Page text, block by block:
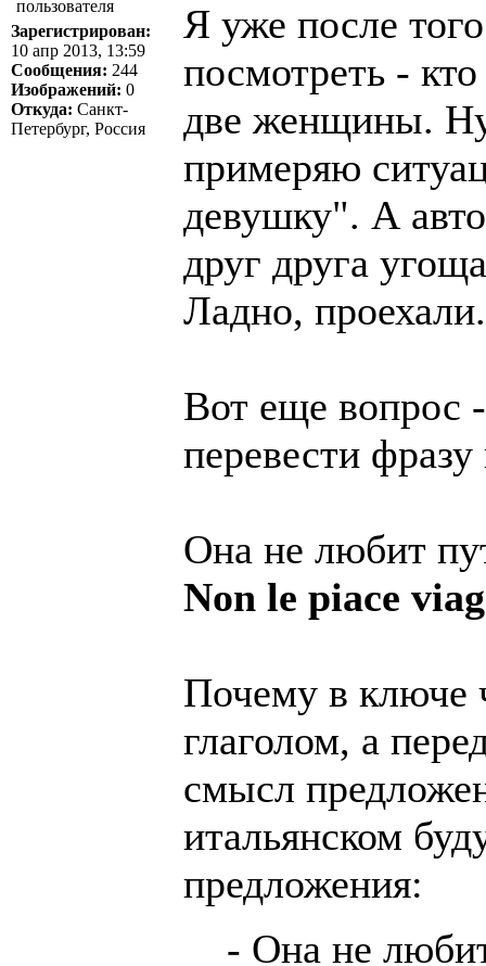
Зарегистрирован:
10 апр 2013, 13:59
Сообщения: 244
Изображений: 0
Откуда: Санкт-
Петербург, Россия
Я уже после
посмотреть -
две женщины.
примеряю
девушку". А
друг друга
Ладно, проехали.
Вот еще вопрос
перевести
Она не любит
Non le piace
Почему в ключе
глаголом, а
смысл
итальянском
предложения:
- Она не